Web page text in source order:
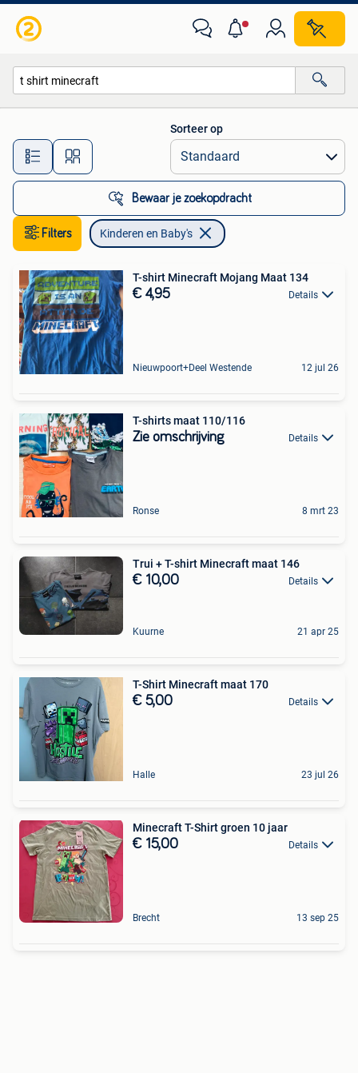
Alle afstanden…
Sorteer op
Bewaar je zoekopdracht
Filters Kinderen en Baby's
T-shirt Minecraft Mojang Maat 134
€ 4,95 Details
Nieuwpoort+Deel Westende 12 jul 26
T-shirts maat 110/116
Zie omschrijving Details
Ronse 8 mrt 23
Trui + T-shirt Minecraft maat 146
€ 10,00 Details
Kuurne 21 apr 25
T-Shirt Minecraft maat 170
€ 5,00 Details
Halle 23 jul 26
Minecraft T-Shirt groen 10 jaar
€ 15,00 Details
Brecht 13 sep 25